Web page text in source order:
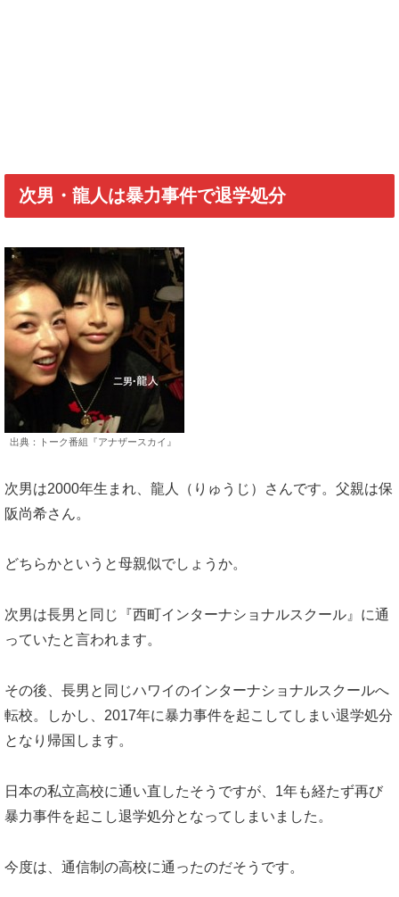
次男・龍人は暴力事件で退学処分
出典：トーク番組『アナザースカイ』
次男は2000年生まれ、龍人（りゅうじ）さんです。父親は保
阪尚希さん。
どちらかというと母親似でしょうか。
次男は長男と同じ『西町インターナショナルスクール』に通
っていたと言われます。
その後、長男と同じハワイのインターナショナルスクールへ
転校。しかし、2017年に暴力事件を起こしてしまい退学処分
となり帰国します。
日本の私立高校に通い直したそうですが、1年も経たず再び
暴力事件を起こし退学処分となってしまいました。
今度は、通信制の高校に通ったのだそうです。